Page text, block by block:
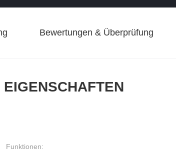
Bewertungen & Überprüfung
EIGENSCHAFTEN
Funktionen: